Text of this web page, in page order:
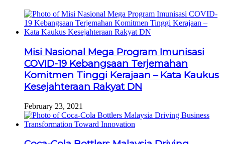
Misi Nasional Mega Program Imunisasi
COVID-19 Kebangsaan Terjemahan
Komitmen Tinggi Kerajaan – Kata Kaukus
Kesejahteraan Rakyat DN
February 23, 2021